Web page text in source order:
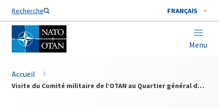
Recherche FRANÇAIS
Menu
Nom de famille*
Accueil
Visite du Comité militaire de l’OTAN au Quartier général du Commandement aérien allié et à la Force aéroportée de détection lointaine et de contrôle de l’OTAN